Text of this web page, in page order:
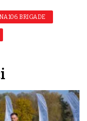
106. BRIGADE